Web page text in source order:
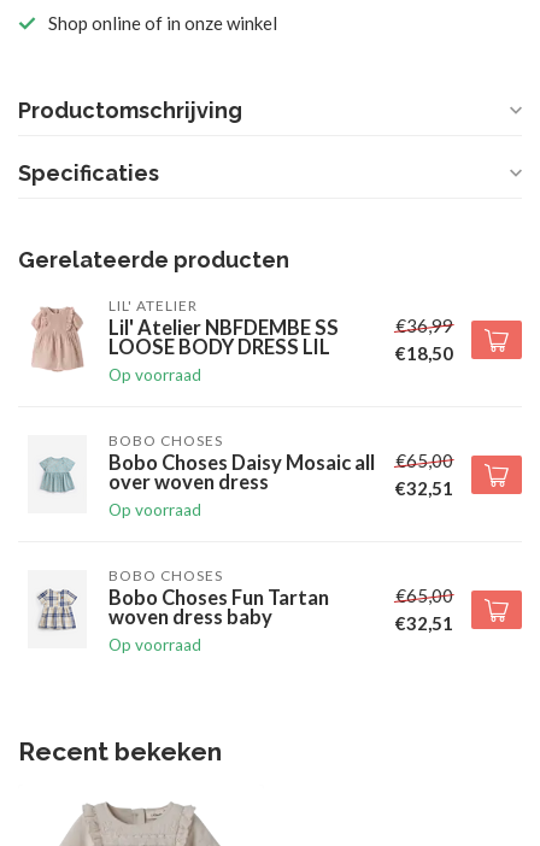
Shop online of in onze winkel
Productomschrijving
Specificaties
Gerelateerde producten
LIL' ATELIER
Lil' Atelier NBFDEMBE SS
LOOSE BODY DRESS LIL
Op voorraad
€36,99
€18,50
BOBO CHOSES
Bobo Choses Daisy Mosaic all
over woven dress
Op voorraad
€65,00
€32,51
BOBO CHOSES
Bobo Choses Fun Tartan
woven dress baby
Op voorraad
€65,00
€32,51
Recent bekeken